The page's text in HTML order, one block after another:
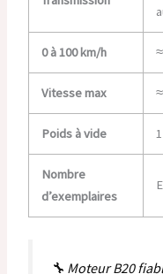
0 à 100 km/h
Vitesse max
Poids à vide
Nombre
d’exemplaires
🔧 Moteur B20